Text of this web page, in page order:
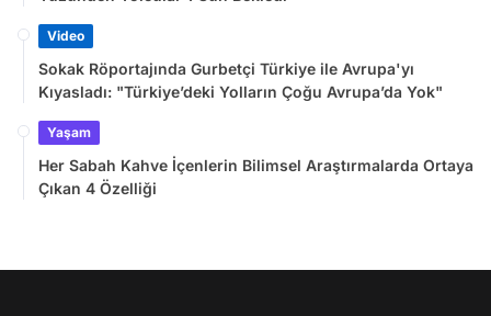
Video
Sokak Röportajında Gurbetçi Türkiye ile Avrupa'yı
Kıyasladı: "Türkiye’deki Yolların Çoğu Avrupa’da Yok"
Yaşam
Her Sabah Kahve İçenlerin Bilimsel Araştırmalarda Ortaya
Çıkan 4 Özelliği